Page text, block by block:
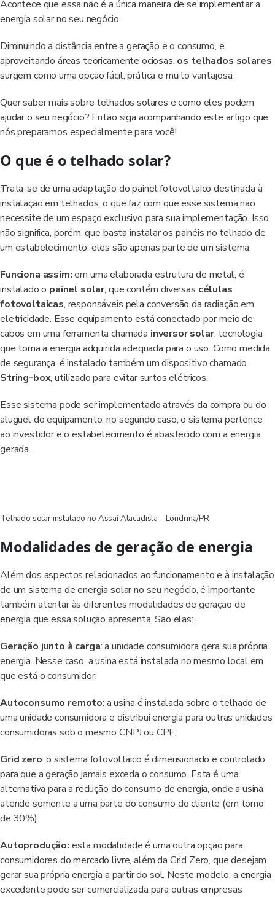
Acontece que essa não é a única maneira de se implementar a
energia solar no seu negócio.
Diminuindo a distância entre a geração e o consumo, e
aproveitando áreas teoricamente ociosas, os telhados solares
surgem como uma opção fácil, prática e muito vantajosa.
Quer saber mais sobre telhados solares e como eles podem
ajudar o seu negócio? Então siga acompanhando este artigo que
nós preparamos especialmente para você!
O que é o telhado solar?
Trata-se de uma adaptação do painel fotovoltaico destinada à
instalação em telhados, o que faz com que esse sistema não
necessite de um espaço exclusivo para sua implementação. Isso
não significa, porém, que basta instalar os painéis no telhado de
um estabelecimento; eles são apenas parte de um sistema.
Funciona assim:em uma elaborada estrutura de metal, é
instalado o painel solar, que contém diversas células
fotovoltaicas, responsáveis pela conversão da radiação em
eletricidade. Esse equipamento está conectado por meio de
cabos em uma ferramenta chamada inversor solar, tecnologia
que torna a energia adquirida adequada para o uso. Como medida
de segurança, é instalado também um dispositivo chamado
String-box, utilizado para evitar surtos elétricos.
Esse sistema pode ser implementado através da compra ou do
aluguel do equipamento; no segundo caso, o sistema pertence
ao investidor e o estabelecimento é abastecido com a energia
gerada.
Telhado solar instalado no Assaí Atacadista – Londrina/PR
Modalidades de geração de energia
Além dos aspectos relacionados ao funcionamento e à instalação
de um sistema de energia solar no seu negócio, é importante
também atentar às diferentes modalidades de geração de
energia que essa solução apresenta. São elas:
Geração junto à carga: a unidade consumidora gera sua própria
energia. Nesse caso, a usina está instalada no mesmo local em
que está o consumidor.
Autoconsumo remoto: a usina é instalada sobre o telhado de
uma unidade consumidora e distribui energia para outras unidades
consumidoras sob o mesmo CNPJ ou CPF.
Grid zero: o sistema fotovoltaico é dimensionado e controlado
para que a geração jamais exceda o consumo. Esta é uma
alternativa para a redução do consumo de energia, onde a usina
atende somente a uma parte do consumo do cliente (em torno
de 30%).
Autoprodução: esta modalidade é uma outra opção para
consumidores do mercado livre, além da Grid Zero, que desejam
gerar sua própria energia a partir do sol. Neste modelo, a energia
excedente pode ser comercializada para outras empresas